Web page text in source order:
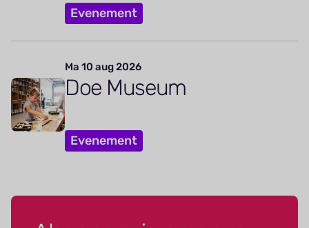
Evenement
Ma 10 aug 2026
Doe Museum
Evenement